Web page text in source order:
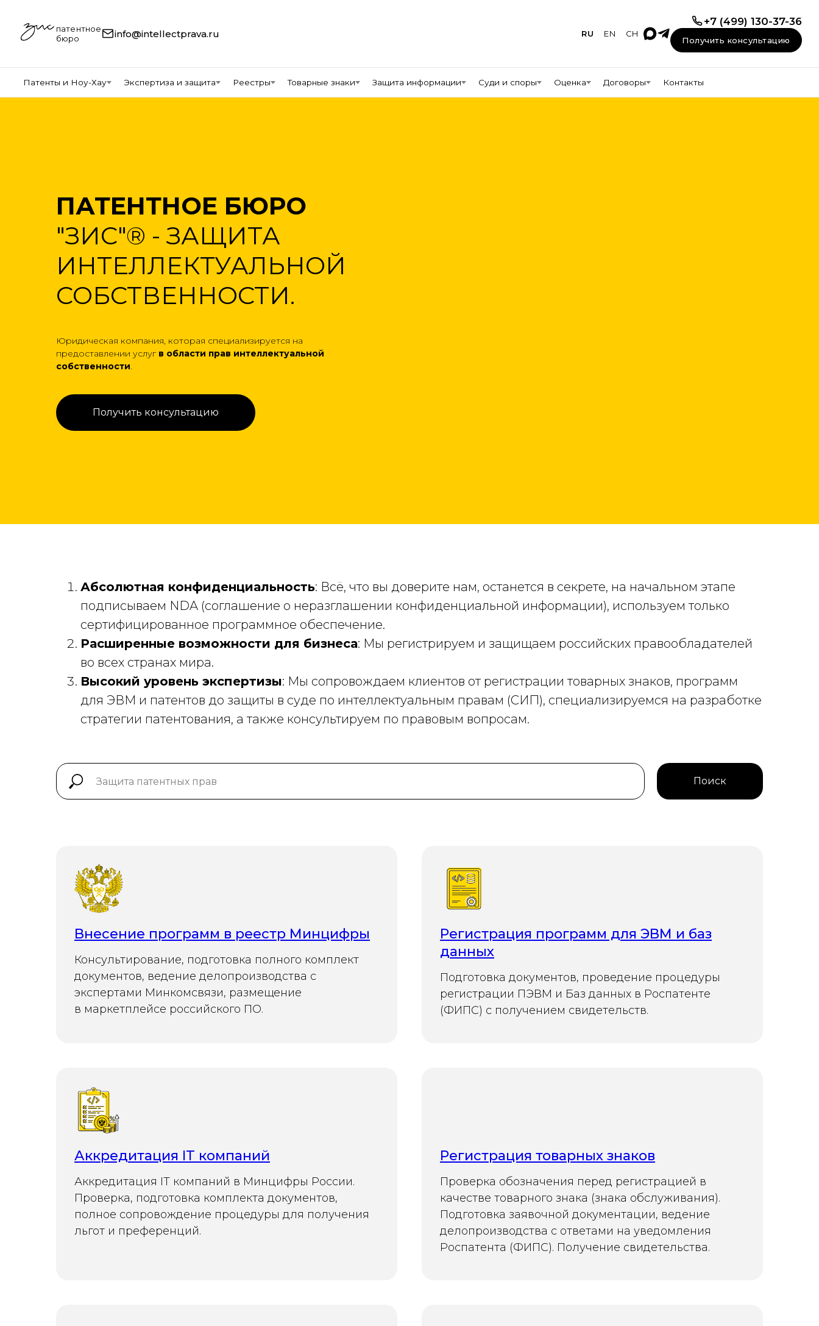
патентное
бюро
info@intellectprava.ru RU EN CH
+7 (499) 130-37-36
Получить консультацию
Патенты и Ноу-Хау Экспертиза и защита Реестры Товарные знаки Защита информации Суди и споры Оценка Договоры Контакты
ПАТЕНТНОЕ БЮРО
"ЗИС"® - ЗАЩИТА
ИНТЕЛЛЕКТУАЛЬНОЙ
СОБСТВЕННОСТИ.
Юридическая компания, которая специализируется на
предоставлении услуг в области прав интеллектуальной
собственности.
Получить консультацию
Абсолютная конфиденциальность: Всё, что вы доверите нам, останется в секрете, на начальном этапе
подписываем NDA (соглашение о неразглашении конфиденциальной информации), используем только
сертифицированное программное обеспечение.
Расширенные возможности для бизнеса: Мы регистрируем и защищаем российских правообладателей
во всех странах мира.
Высокий уровень экспертизы: Мы сопровождаем клиентов от регистрации товарных знаков, программ
для ЭВМ и патентов до защиты в суде по интеллектуальным правам (СИП), специализируемся на разработке
стратегии патентования, а также консультируем по правовым вопросам.
Поиск
Внесение программ в реестр Минцифры
Консультирование, подготовка полного комплект
документов, ведение делопроизводства с
экспертами Минкомсвязи, размещение
в маркетплейсе российского ПО.
Регистрация программ для ЭВМ и баз
данных
Подготовка документов, проведение процедуры
регистрации ПЭВМ и Баз данных в Роспатенте
(ФИПС) с получением свидетельств.
Аккредитация IT компаний
Аккредитация IT компаний в Минцифры России.
Проверка, подготовка комплекта документов,
полное сопровождение процедуры для получения
льгот и преференций.
Регистрация товарных знаков
Проверка обозначения перед регистрацией в
качестве товарного знака (знака обслуживания).
Подготовка заявочной документации, ведение
делопроизводства с ответами на уведомления
Роспатента (ФИПС). Получение свидетельства.